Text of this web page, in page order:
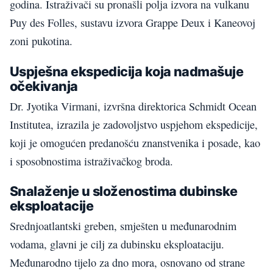
godina. Istraživači su pronašli polja izvora na vulkanu
Puy des Folles, sustavu izvora Grappe Deux i Kaneovoj
zoni pukotina.
Uspješna ekspedicija koja nadmašuje
očekivanja
Dr. Jyotika Virmani, izvršna direktorica Schmidt Ocean
Institutea, izrazila je zadovoljstvo uspjehom ekspedicije,
koji je omogućen predanošću znanstvenika i posade, kao
i sposobnostima istraživačkog broda.
Snalaženje u složenostima dubinske
eksploatacije
Srednjoatlantski greben, smješten u međunarodnim
vodama, glavni je cilj za dubinsku eksploataciju.
Međunarodno tijelo za dno mora, osnovano od strane